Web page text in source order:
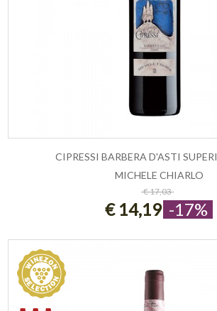
ESAURITO
CIPRESSI BARBERA D'ASTI
MICHELE CHIARLO
€ 17,03
€ 14,19 -17%